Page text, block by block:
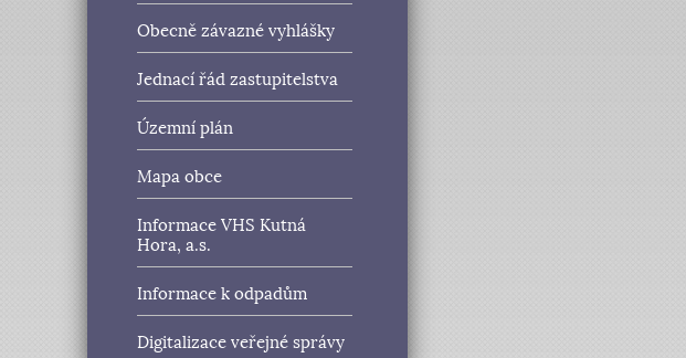
Obecně závazné vyhlášky
Jednací řád zastupitelstva
Územní plán
Mapa obce
Informace VHS Kutná
Hora, a.s.
Informace k odpadům
Digitalizace veřejné správy